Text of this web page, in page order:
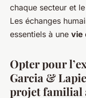
chaque secteur et
Les échanges
essentiels à une vie
Opter pour
Garcia &
projet familial